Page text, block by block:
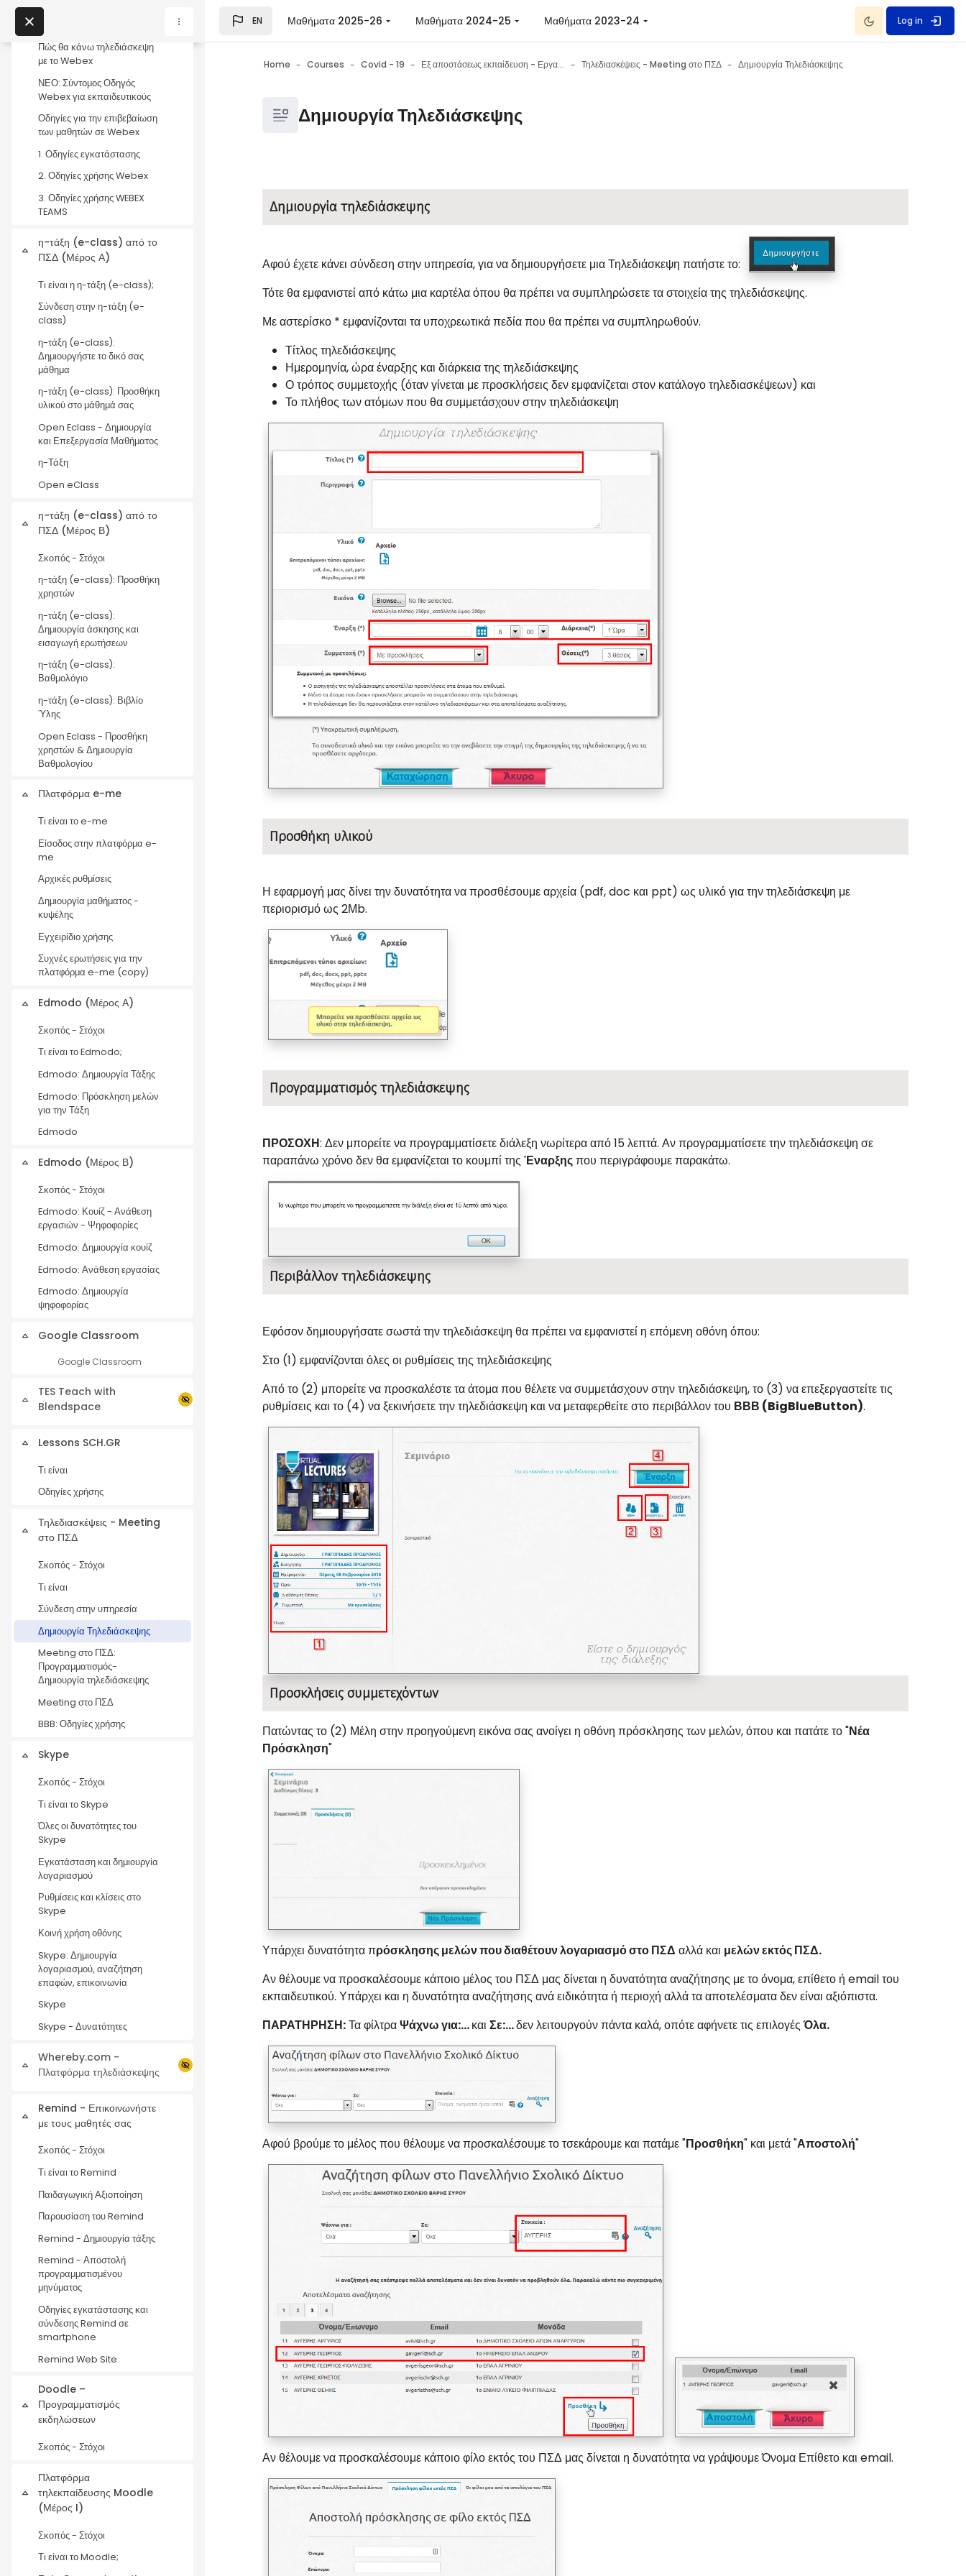
Blocks
Blocks
Βίντεο - Οδηγίες χρήσης
Πώς θα κάνω τηλεδιάσκεψη
με το Webex
ΝΕΟ: Σύντομος Οδηγός
Webex για εκπαιδευτικούς
Οδηγίες για την επιβεβαίωση
των μαθητών σε Webex
1. Οδηγίες εγκατάστασης
2. Οδηγίες χρήσης Webex
3. Οδηγίες χρήσης WEBEX
TEAMS
Collapse
η-τάξη (e-class) από το
ΠΣΔ (Μέρος Α)
Τι είναι η η-τάξη (e-class);
Σύνδεση στην η-τάξη (e-
class)
η-τάξη (e-class):
Δημιουργήστε το δικό σας
μάθημα
η-τάξη (e-class): Προσθήκη
υλικού στο μάθημά σας
Open Eclass - Δημιουργία
και Επεξεργασία Μαθήματος
η-Τάξη
Open eClass
Collapse
η-τάξη (e-class) από το
ΠΣΔ (Μέρος Β)
Σκοπός - Στόχοι
η-τάξη (e-class): Προσθήκη
χρηστών
η-τάξη (e-class):
Δημιουργία άσκησης και
εισαγωγή ερωτήσεων
η-τάξη (e-class):
Βαθμολόγιο
η-τάξη (e-class): Βιβλίο
Ύλης
Open Eclass - Προσθήκη
χρηστών & Δημιουργία
Βαθμολογίου
Collapse
Πλατφόρμα e-me
Τι είναι το e-me
Είσοδος στην πλατφόρμα e-
me
Αρχικές ρυθμίσεις
Δημιουργία μαθήματος -
κυψέλης
Εγχειρίδιο χρήσης
Συχνές ερωτήσεις για την
πλατφόρμα e-me (copy)
Collapse
Edmodo (Μέρος Α)
Σκοπός - Στόχοι
Τι είναι το Edmodo;
Edmodo: Δημιουργία Τάξης
Edmodo: Πρόσκληση μελών
για την Τάξη
Edmodo
Collapse
Edmodo (Μέρος Β)
Σκοπός - Στόχοι
Edmodo: Κουίζ - Ανάθεση
εργασιών - Ψηφοφορίες
Edmodo: Δημιουργία κουίζ
Edmodo: Ανάθεση εργασίας
Edmodo: Δημιουργία
ψηφοφορίας
Collapse
Google Classroom
Google Classroom
Collapse
TES Teach with
Blendspace
Collapse
Lessons SCH.GR
Τι είναι
Οδηγίες χρήσης
Collapse
Τηλεδιασκέψεις - Meeting
στο ΠΣΔ
Σκοπός - Στόχοι
Τι είναι
Σύνδεση στην υπηρεσία
Δημιουργία Τηλεδιάσκεψης
Meeting στο ΠΣΔ:
Προγραμματισμός-
Δημιουργία τηλεδιάσκεψης
Meeting στο ΠΣΔ
BBB: Οδηγίες χρήσης
Collapse
Skype
Σκοπός - Στόχοι
Τι είναι το Skype
Όλες οι δυνατότητες του
Skype
Εγκατάσταση και δημιουργία
λογαριασμού
Ρυθμίσεις και κλίσεις στο
Skype
Κοινή χρήση οθόνης
Skype: Δημιουργία
λογαριασμού, αναζήτηση
επαφών, επικοινωνία
Skype
Skype - Δυνατότητες
Collapse
Whereby.com -
Πλατφόρμα τηλεδιάσκεψης
Collapse
Remind - Επικοινωνήστε
με τους μαθητές σας
Σκοπός - Στόχοι
Τι είναι το Remind
Παιδαγωγική Αξιοποίηση
Παρουσίαση του Remind
Remind - Δημιουργία τάξης
Remind - Αποστολή
προγραμματισμένου
μηνύματος
Οδηγίες εγκατάστασης και
σύνδεσης Remind σε
smartphone
Remind Web Site
Collapse
Doodle –
Προγραμματισμός
εκδηλώσεων
Σκοπός - Στόχοι
Collapse
Πλατφόρμα
τηλεκπαίδευσης Moodle
(Μέρος I)
Σκοπός - Στόχοι
Τι είναι το Moodle;
EN Μαθήματα 2025-26 Μαθήματα 2024-25 Μαθήματα 2023-24 Dark Mode
Log in
Home Courses Covid - 19 Εξ αποστάσεως εκπαίδευση - Εργαλεία επικοινωνίας - Εργαλεία συνεργασίας - Συμβουλές Τηλεδιασκέψεις - Meeting στο ΠΣΔ Δημιουργία Τηλεδιάσκεψης
BlocksΔημιουργία Τηλεδιάσκεψης
Blocks
Δημιουργία τηλεδιάσκεψης
Αφού έχετε κάνει σύνδεση στην υπηρεσία, για να δημιουργήσετε μια Τηλεδιάσκεψη πατήστε το:
Τότε θα εμφανιστεί από κάτω μια καρτέλα όπου θα πρέπει να συμπληρώσετε τα στοιχεία της τηλεδιάσκεψης.
Με αστερίσκο * εμφανίζονται τα υποχρεωτικά πεδία που θα πρέπει να συμπληρωθούν.
Τίτλος τηλεδιάσκεψης
Ημερομηνία, ώρα έναρξης και διάρκεια της τηλεδιάσκεψης
Ο τρόπος συμμετοχής (όταν γίνεται με προσκλήσεις δεν εμφανίζεται στον κατάλογο τηλεδιασκέψεων) και
Το πλήθος των ατόμων που θα συμμετάσχουν στην τηλεδιάσκεψη
Προσθήκη υλικού
Η εφαρμογή μας δίνει την δυνατότητα να προσθέσουμε αρχεία (pdf, doc και ppt) ως υλικό για την τηλεδιάσκεψη με
περιορισμό ως 2Μb.
Προγραμματισμός τηλεδιάσκεψης
ΠΡΟΣΟΧΗ: Δεν μπορείτε να προγραμματίσετε διάλεξη νωρίτερα από 15 λεπτά. Αν προγραμματίσετε την τηλεδιάσκεψη σε
παραπάνω χρόνο δεν θα εμφανίζεται το κουμπί της Έναρξηςπου περιγράφουμε παρακάτω.
Περιβάλλον τηλεδιάσκεψης
Εφόσον δημιουργήσατε σωστά την τηλεδιάσκεψη θα πρέπει να εμφανιστεί η επόμενη οθόνη όπου:
Στο (1) εμφανίζονται όλες οι ρυθμίσεις της τηλεδιάσκεψης
Από το (2) μπορείτε να προσκαλέστε τα άτομα που θέλετε να συμμετάσχουν στην τηλεδιάσκεψη, το (3) να επεξεργαστείτε τις
ρυθμίσεις και το (4) να ξεκινήσετε την τηλεδιάσκεψη και να μεταφερθείτε στο περιβάλλον του ΒΒΒ (BigBlueButton).
Προσκλήσεις συμμετεχόντων
Πατώντας το (2) Μέλη στην προηγούμενη εικόνα σας ανοίγει η οθόνη πρόσκλησης των μελών, όπου και πατάτε το "Νέα
Πρόσκληση"
Υπάρχει δυνατότητα πρόσκλησης μελών που διαθέτουν λογαριασμό στο ΠΣΔ αλλά και μελών εκτός ΠΣΔ.
Αν θέλουμε να προσκαλέσουμε κάποιο μέλος του ΠΣΔ μας δίνεται η δυνατότητα αναζήτησης με το όνομα, επίθετο ή email του
εκπαιδευτικού. Υπάρχει και η δυνατότητα αναζήτησης ανά ειδικότητα ή περιοχή αλλά τα αποτελέσματα δεν είναι αξιόπιστα.
ΠΑΡΑΤΗΡΗΣΗ:Τα φίλτραΨάχνω για:...και Σε:...δεν λειτουργούν πάντα καλά, οπότε αφήνετε τις επιλογέςΌλα.
Αφού βρούμε το μέλος που θέλουμε να προσκαλέσουμε το τσεκάρουμε και πατάμε "Προσθήκη" και μετά "Αποστολή"
Αν θέλουμε να προσκαλέσουμε κάποιο φίλο εκτός του ΠΣΔ μας δίνεται η δυνατότητα να γράψουμε Όνομα Επίθετο και email.